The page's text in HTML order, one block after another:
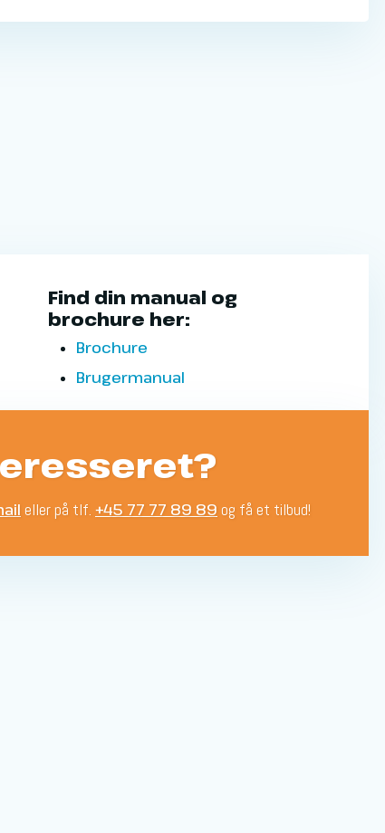
​Find din manual og
brochure her:​
Broch​ure
Brugerm​anual
eller på tlf. +45 77 77 89 89 og få et tilbud!